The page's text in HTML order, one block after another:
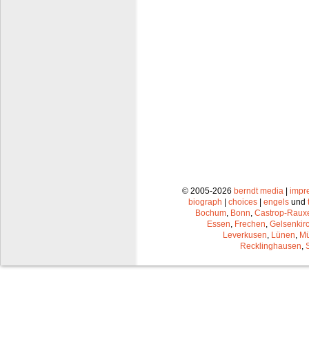
© 2005-2026 berndt media|
biograph
choices engels und
Bochum, Bonn, Castrop-
Essen, Frechen,
Leverkusen, Lünen,
Recklinghausen,